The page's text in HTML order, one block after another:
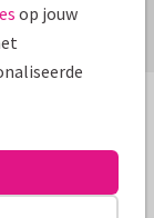
feestinspiratie
op jouw